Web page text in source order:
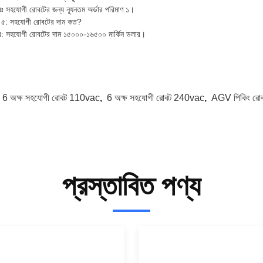
সহযোগী রোবটের জন্য ন্যূনতম অর্ডার পরিমাণ ১।
সহযোগী রোবটের দাম কত?
সহযোগী রোবটের দাম ১৫০০০-১৬৫০০ মার্কিন ডলার।
6 অক্ষ সহযোগী রোবট 110vac, 6 অক্ষ সহযোগী রোবট 240vac, AGV পিকিং
প্রস্তাবিত পণ্য